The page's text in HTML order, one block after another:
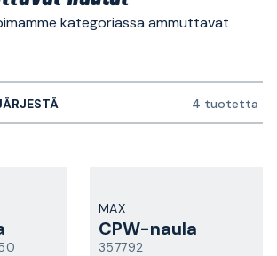
kategoriassa ammuttavat
4 tuotetta
MAX
CPW-naula
357792